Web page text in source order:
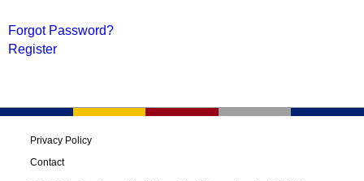
Forgot Password?
Register
Privacy Policy
Contact